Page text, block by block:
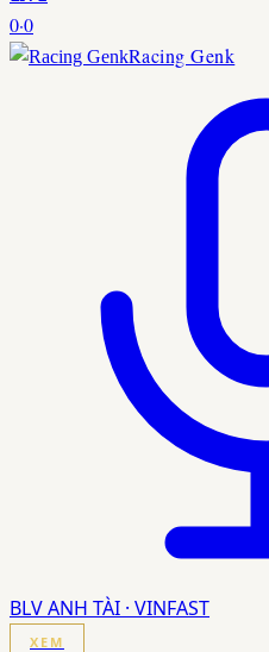
0·0
Racing Genk
BLV ANH TÀI · VINFAST
XEM